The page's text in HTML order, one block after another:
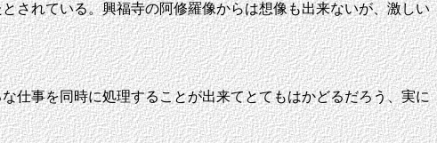
されている。興福寺の阿修羅像からは想像も出来ないが、激しい
事を同時に処理することが出来てとてもはかどるだろう、実に